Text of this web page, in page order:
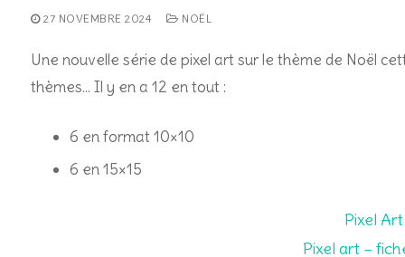
27 NOVEMBRE 2024 NOËL
Une nouvelle série de pixel art sur le thème de Noël
thèmes… Il y en a 12 en tout :
6 en format 10×10
6 en 15×15
Pixel
Pixel art –